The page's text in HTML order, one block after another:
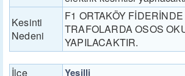
Kesinti
Nedeni
F1 ORTAKÖY
TRAFOLARDA OSOS
YAPILACAKTIR.
İlçe Yeşilli